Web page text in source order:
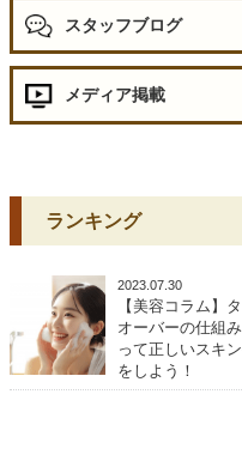
スタッフブログ
メディア掲載
ランキング
2023.07.30
【美容コラム】
オーバーの仕組
って正しいスキ
をしよう！